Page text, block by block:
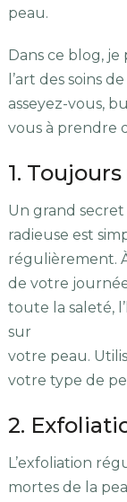
peau.
Dans ce blog, je
l’art des soins
asseyez-vous,
vous à prendre
1.
Un grand
radieuse est
régulièrement.
de votre
toute la saleté,
sur
votre peau.
votre type de
2.
L’exfoliation
mortes de la